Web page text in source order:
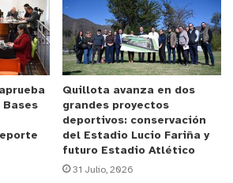
en esta etapa la prohibición de
los gimnasios abiertos al público. Junto
disminuir al mínimo la propagación del
no se utilice el mobiliario público como
estaciones de ejercicios, u otros,
por lo que se sugiere llevar su
hidratación. Respecto al uso de la
puede quitar durante realización de
obligatorio su utilización en toda
Bases
Quillota avanza en dos
grandes proyectos
deportivos: conservación
del Estadio Lucio Fariña y
futuro Estadio Atlético
31 Julio, 2026